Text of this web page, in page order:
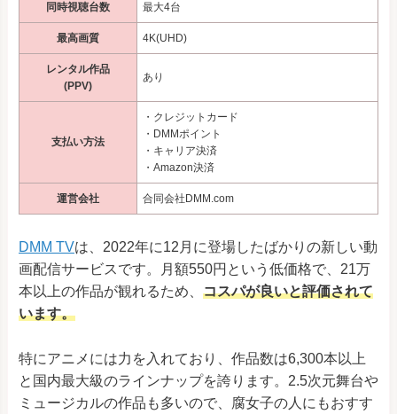
同時視聴台数 最大4台
最高画質 4K(UHD)
レンタル作品
(PPV)
あり
支払い方法
・クレジットカード
・DMMポイント
・キャリア決済
・Amazon決済
運営会社 合同会社DMM.com
DMM TVは、2022年に12月に登場したばかりの新しい動
画配信サービスです。月額550円という低価格で、21万
本以上の作品が観れるため、 コスパが良いと評価されて
います。
特にアニメには力を入れており、作品数は6,300本以上
と国内最大級のラインナップを誇ります。2.5次元舞台や
ミュージカルの作品も多いので、腐女子の人にもおすす